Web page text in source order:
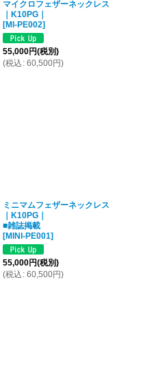
マイクロフェザーネックレス
｜K10PG｜
[MI-PE002]
55,000円(税別)
(税込 : 60,500円)
ミニマムフェザーネックレス
｜K10PG｜
■雑誌掲載
[MINI-PE001]
55,000円(税別)
(税込 : 60,500円)